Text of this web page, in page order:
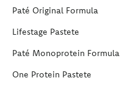
Paté Original Formula
Lifestage Pastete
Paté Monoprotein Formula
One Protein Pastete